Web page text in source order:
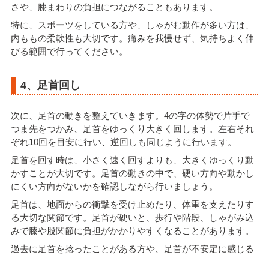
さや、膝まわりの負担につながることもあります。
特に、スポーツをしている方や、しゃがむ動作が多い方は、
内ももの柔軟性も大切です。痛みを我慢せず、気持ちよく伸
びる範囲で行ってください。
4、足首回し
次に、足首の動きを整えていきます。4の字の体勢で片手で
つま先をつかみ、足首をゆっくり大きく回します。左右それ
ぞれ10回を目安に行い、逆回しも同じように行います。
足首を回す時は、小さく速く回すよりも、大きくゆっくり動
かすことが大切です。足首の動きの中で、硬い方向や動かし
にくい方向がないかを確認しながら行いましょう。
足首は、地面からの衝撃を受け止めたり、体重を支えたりす
る大切な関節です。足首が硬いと、歩行や階段、しゃがみ込
みで膝や股関節に負担がかかりやすくなることがあります。
過去に足首を捻ったことがある方や、足首が不安定に感じる